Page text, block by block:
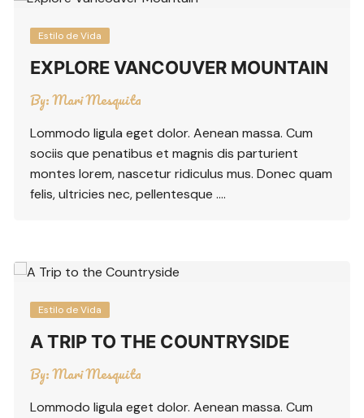
Estilo de Vida
EXPLORE VANCOUVER MOUNTAIN
By:Mari Mesquita
Lommodo ligula eget dolor. Aenean massa. Cum
sociis que penatibus et magnis dis parturient
montes lorem, nascetur ridiculus mus. Donec quam
felis, ultricies nec, pellentesque ….
Estilo de Vida
A TRIP TO THE COUNTRYSIDE
By:Mari Mesquita
Lommodo ligula eget dolor. Aenean massa. Cum